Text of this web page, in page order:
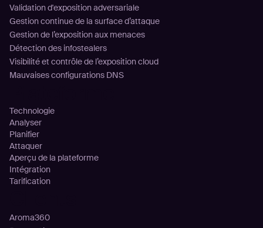
Validation d'exposition adversariale
Gestion continue de la surface d’attaque
Gestion de l’exposition aux menaces
Détection des infostealers
Visibilité et contrôle de l’exposition cloud
Mauvaises configurations DNS
Technologie
Analyser
Planifier
Attaquer
Aperçu de la plateforme
Intégration
Tarification
Aroma360